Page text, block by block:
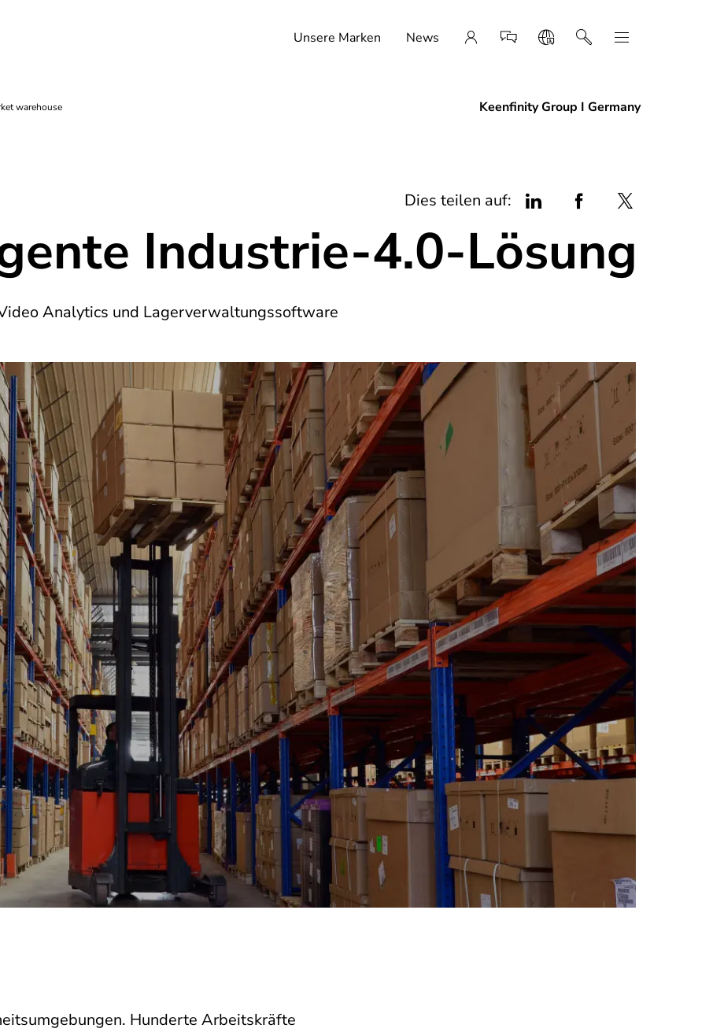
Unsere Marken News
warehouse Keenfinity Group I Germany
Dies teilen auf:
Industrie-4.0-Lösung
Analytics und Lagerverwaltungssoftware
Hunderte Arbeitskräfte